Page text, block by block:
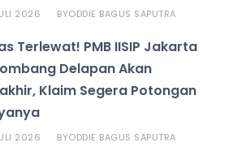
2026 BYODDIE BAGUS SAPUTRA
Terlewat! PMB IISIP Jakarta
Delapan Akan
Klaim Segera Potongan
2026 BYODDIE BAGUS SAPUTRA